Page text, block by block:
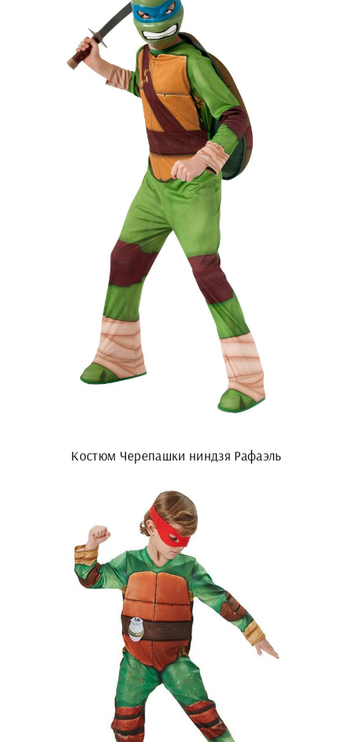
Костюм Черепашки ниндзя Рафаэль